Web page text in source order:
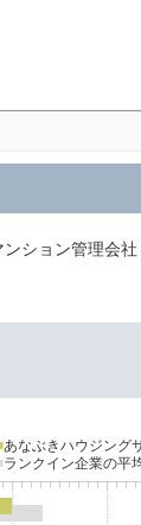
ション管理会社
あなぶきハウジング
ランクイン企業の平